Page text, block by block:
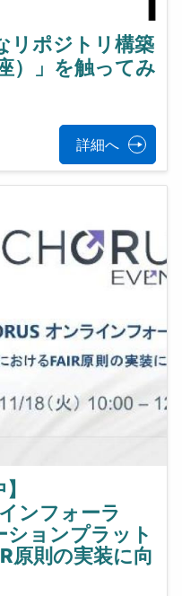
リポジトリ構築
）」を触ってみ
詳細へ
ンフォーラ
ョンプラット
原則の実装に向